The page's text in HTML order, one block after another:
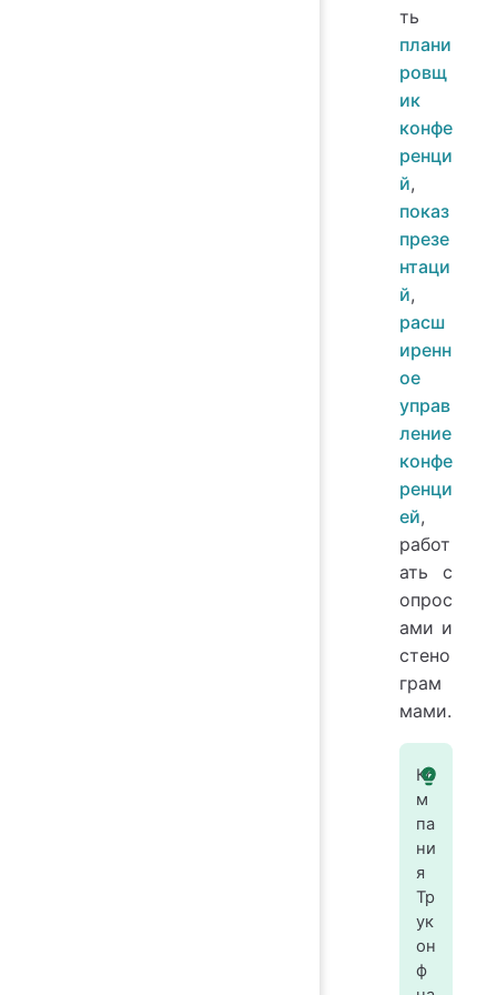
ть
плани
ровщ
ик
конфе
ренци
й,
показ
презе
нтаци
й,
расш
иренн
ое
управ
ление
конфе
ренци
ей,
работ
ать с
опрос
ами и
стено
грам
мами.
Ко
м
па
ни
я
Тр
ук
он
ф